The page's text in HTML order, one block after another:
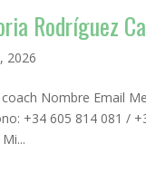
Rodríguez
2026
Nombre Email
+34 605 814 081 /